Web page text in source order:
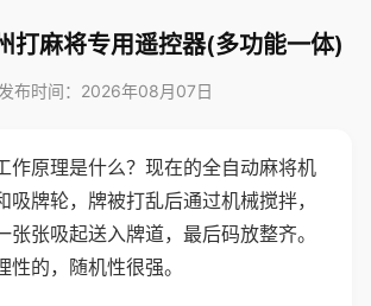
打麻将专用遥控器(多功能一体)
发布时间：2026年08月07日
作原理是什么？现在的全自动麻将机
吸牌轮，牌被打乱后通过机械搅拌，
张张吸起送入牌道，最后码放整齐。
的，随机性很强。